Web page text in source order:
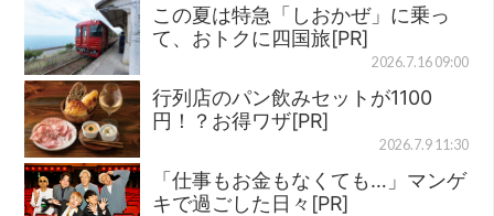
この夏は特急「しおかぜ」に乗っ
て、おトクに四国旅[PR]
2026.7.16 09:00
行列店のパン飲みセットが1100
円！？お得ワザ[PR]
2026.7.9 11:30
「仕事もお金もなくても…」マンゲ
キで過ごした日々[PR]